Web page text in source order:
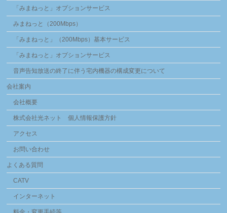
「みまねっと」オプションサービス
みまねっと（200Mbps）
「みまねっと」（200Mbps）基本サービス
「みまねっと」オプションサービス
音声告知放送の終了に伴う宅内機器の構成変更について
会社案内
会社概要
株式会社光ネット 個人情報保護方針
アクセス
お問い合わせ
よくある質問
CATV
インターネット